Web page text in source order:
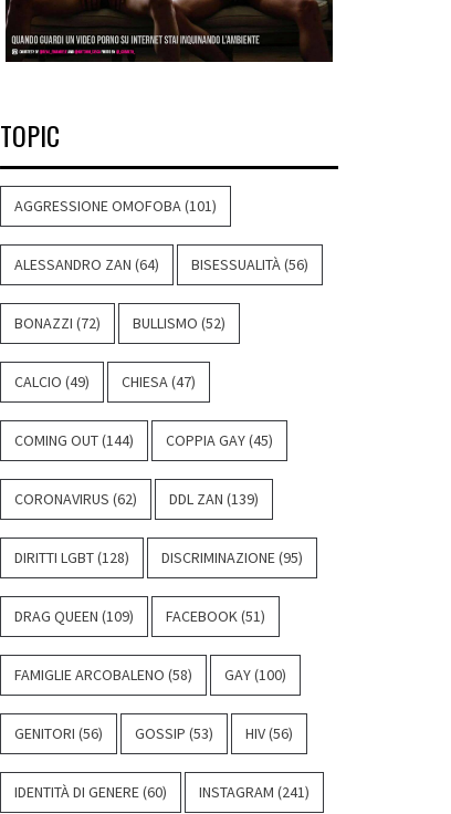
TOPIC
AGGRESSIONE OMOFOBA (101)
ALESSANDRO ZAN (64) BISESSUALITÀ (56)
BONAZZI (72) BULLISMO (52)
CALCIO (49) CHIESA (47)
COMING OUT(144) COPPIA GAY(45)
CORONAVIRUS (62) DDL ZAN (139)
DIRITTI LGBT(128) DISCRIMINAZIONE (95)
DRAG QUEEN (109) FACEBOOK (51)
FAMIGLIE ARCOBALENO (58) GAY(100)
GENITORI (56) GOSSIP (53) HIV(56)
IDENTITÀ DI GENERE (60) INSTAGRAM (241)